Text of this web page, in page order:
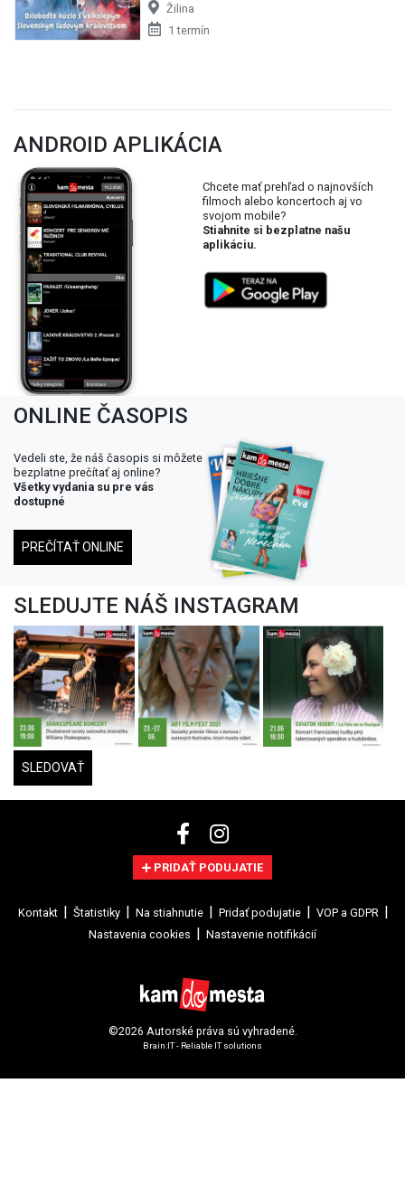
Žilina
1 termín
ANDROID APLIKÁCIA
Chcete mať prehľad o najnovších
filmoch alebo koncertoch aj vo
svojom mobile?
Stiahnite si bezplatne našu
aplikáciu.
ONLINE ČASOPIS
Vedeli ste, že náš časopis si môžete
bezplatne prečítať aj online?
Všetky vydania su pre vás
dostupné
PREČÍTAŤ ONLINE
SLEDUJTE NÁŠ INSTAGRAM
SLEDOVAŤ
PRIDAŤ PODUJATIE
Kontakt Štatistiky Na stiahnutie Pridať podujatie
VOP a GDPR
Nastavenia cookies
Nastavenie notifikácií
©2026 Autorské práva sú vyhradené.
Brain:IT - Reliable IT solutions